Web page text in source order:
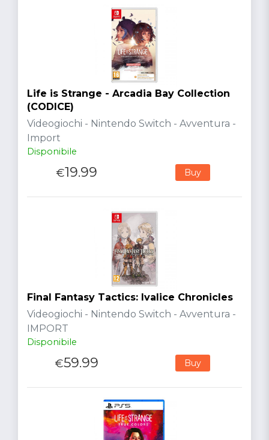
Life is Strange - Arcadia Bay Collection
(CODICE)
Videogiochi - Nintendo Switch - Avventura -
Import
Disponibile
€19.99 Buy
Final Fantasy Tactics: Ivalice Chronicles
Videogiochi - Nintendo Switch - Avventura -
IMPORT
Disponibile
€59.99 Buy